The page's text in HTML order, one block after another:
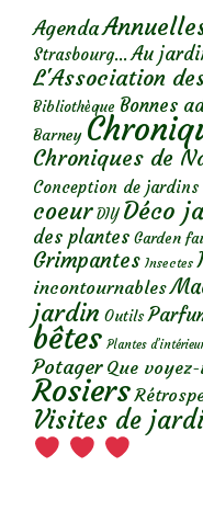
Agenda
Strasbourg... Au
L'Association
Bibliothèque Bonnes
Barney
Chroniques de
Conception de jardins
coeur DIY Déco
des plantes Garden
Grimpantes Insectes
incontournables
jardin Outils
bêtes Plantes
Potager Que
Rosiers
Visites de